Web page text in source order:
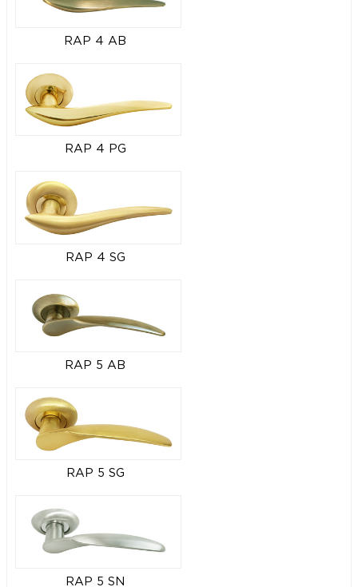
RAP 4 AB
RAP 4 PG
RAP 4 SG
RAP 5 AB
RAP 5 SG
RAP 5 SN